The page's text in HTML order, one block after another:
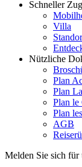
Schneller
Villa
Nützliche
Plan
Plan
Plan le
Plan
AGB
Melden Sie sich für